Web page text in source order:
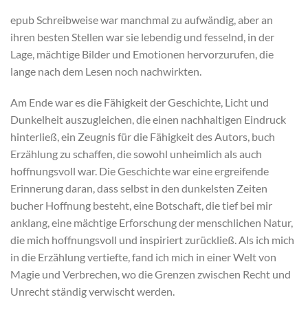
epub Schreibweise war manchmal zu aufwändig, aber an
ihren besten Stellen war sie lebendig und fesselnd, in der
Lage, mächtige Bilder und Emotionen hervorzurufen, die
lange nach dem Lesen noch nachwirkten.
Am Ende war es die Fähigkeit der Geschichte, Licht und
Dunkelheit auszugleichen, die einen nachhaltigen Eindruck
hinterließ, ein Zeugnis für die Fähigkeit des Autors, buch
Erzählung zu schaffen, die sowohl unheimlich als auch
hoffnungsvoll war. Die Geschichte war eine ergreifende
Erinnerung daran, dass selbst in den dunkelsten Zeiten
bucher Hoffnung besteht, eine Botschaft, die tief bei mir
anklang, eine mächtige Erforschung der menschlichen Natur,
die mich hoffnungsvoll und inspiriert zurückließ. Als ich mich
in die Erzählung vertiefte, fand ich mich in einer Welt von
Magie und Verbrechen, wo die Grenzen zwischen Recht und
Unrecht ständig verwischt werden.